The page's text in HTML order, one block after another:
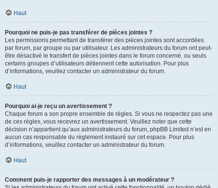
Haut
Pourquoi ne puis-je pas transférer de pièces jointes ?
Les permissions permettant de transférer des pièces jointes sont accordées
par forum, par groupe ou par utilisateur. Les administrateurs du forum ont peut-
être désactivé le transfert de pièces jointes dans le forum concerné, ou seuls
certains groupes d’utilisateurs détiennent cette autorisation. Pour plus
d’informations, veuillez contacter un administrateur du forum.
Haut
Pourquoi ai-je reçu un avertissement ?
Chaque forum a son propre ensemble de règles. Si vous ne respectez pas une
de ces règles, vous recevrez un avertissement. Veuillez noter que cette
décision n’appartient qu’aux administrateurs du forum, phpBB Limited n’est en
aucun cas responsable du règlement instauré sur cet espace. Pour plus
d’informations, veuillez contacter un administrateur du forum.
Haut
Comment puis-je rapporter des messages à un modérateur ?